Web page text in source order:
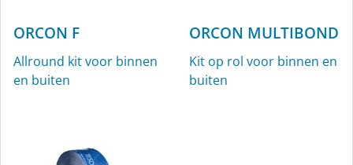
ORCON F
Allround kit voor binnen
en buiten
ORCON MULTIBOND
Kit op rol voor binnen en
buiten